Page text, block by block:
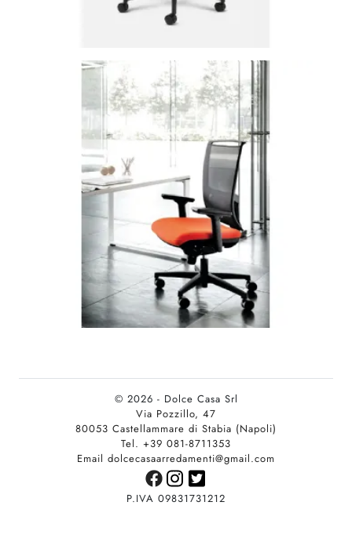
© 2026 - Dolce Casa Srl
Via Pozzillo, 47
80053 Castellammare di Stabia (Napoli)
Tel. +39 081-8711353
Email dolcecasaarredamenti@gmail.com
P.IVA 09831731212